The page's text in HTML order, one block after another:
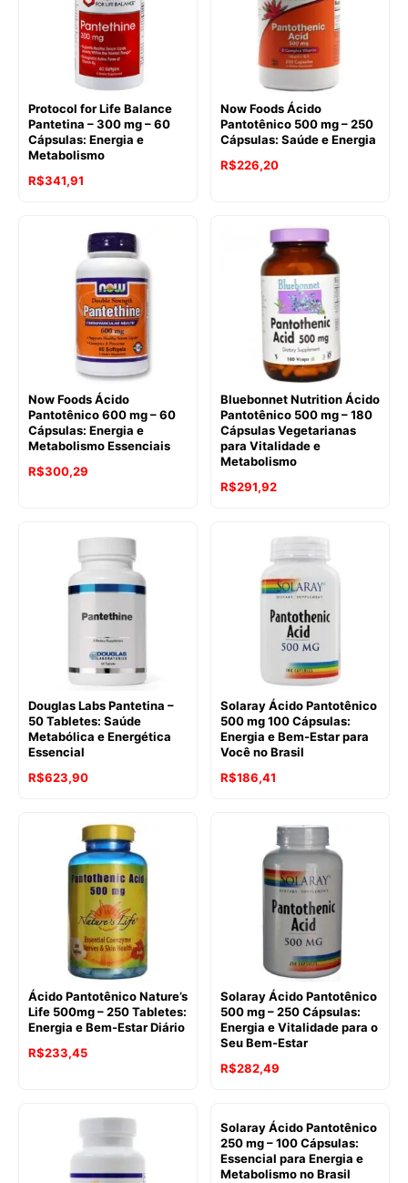
Protocol for Life Balance
Pantetina – 300 mg – 60
Cápsulas: Energia e
Metabolismo
R$341,91
Now Foods Ácido
Pantotênico 500 mg – 250
Cápsulas: Saúde e Energia
R$226,20
Now Foods Ácido
Pantotênico 600 mg – 60
Cápsulas: Energia e
Metabolismo Essenciais
R$300,29
Bluebonnet Nutrition Ácido
Pantotênico 500 mg – 180
Cápsulas Vegetarianas
para Vitalidade e
Metabolismo
R$291,92
Douglas Labs Pantetina –
50 Tabletes: Saúde
Metabólica e Energética
Essencial
R$623,90
Solaray Ácido Pantotênico
500 mg 100 Cápsulas:
Energia e Bem-Estar para
Você no Brasil
R$186,41
Ácido Pantotênico Nature’s
Life 500mg – 250 Tabletes:
Energia e Bem-Estar Diário
R$233,45
Solaray Ácido Pantotênico
500 mg – 250 Cápsulas:
Energia e Vitalidade para o
Seu Bem-Estar
R$282,49
Solaray Ácido Pantotênico
250 mg – 100 Cápsulas:
Essencial para Energia e
Metabolismo no Brasil